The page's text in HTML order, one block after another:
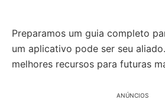
Preparamos um guia completo
um aplicativo pode ser seu
melhores recursos para futuras
ANÚNCIOS